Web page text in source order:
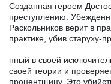
Созданная героем
преступлению.
Раскольников верит в
практике, убив старуху-
нный в своей
своей теории и
процентщицу. Это